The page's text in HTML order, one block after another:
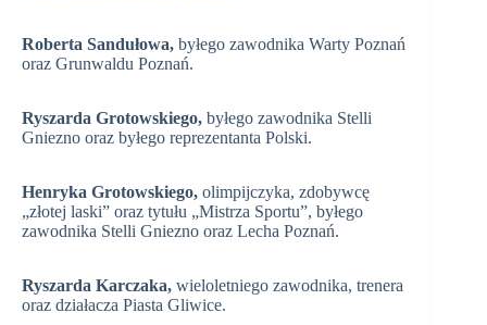
Roberta Sandułowa, byłego zawodnika Warty Poznań
oraz Grunwaldu Poznań.
Ryszarda Grotowskiego, byłego zawodnika Stelli
Gniezno oraz byłego reprezentanta Polski.
Henryka Grotowskiego, olimpijczyka, zdobywcę
„złotej laski” oraz tytułu „Mistrza Sportu”, byłego
zawodnika Stelli Gniezno oraz Lecha Poznań.
Ryszarda Karczaka, wieloletniego zawodnika, trenera
oraz działacza Piasta Gliwice.